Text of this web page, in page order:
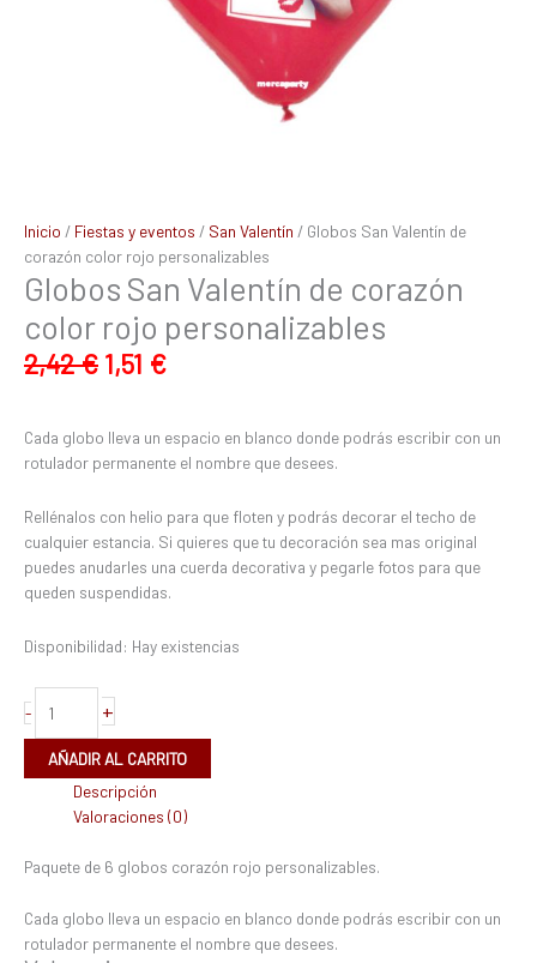
Inicio / Fiestas y eventos / San Valentín / Globos San Valentín de
corazón color rojo personalizables
Globos San Valentín de corazón
color rojo personalizables
2,42€ 1,51 €
Cada globo lleva un espacio en blanco donde podrás escribir con un
rotulador permanente el nombre que desees.
Rellénalos con helio para que floten y podrás decorar el techo de
cualquier estancia. Si quieres que tu decoración sea mas original
puedes anudarles una cuerda decorativa y pegarle fotos para que
queden suspendidas.
Disponibilidad: Hay existencias
- +
AÑADIR AL CARRITO
Descripción
Valoraciones (0)
Paquete de 6 globos corazón rojo personalizables.
Cada globo lleva un espacio en blanco donde podrás escribir con un
rotulador permanente el nombre que desees.